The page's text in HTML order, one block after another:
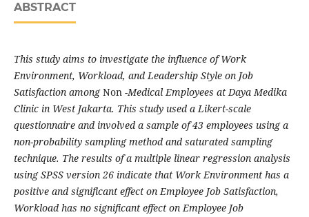
ABSTRACT
This study aims to investigate the influence of Work
Environment, Workload, and Leadership Style on Job
Satisfaction amongNon -Medical Employees at Daya Medika
Clinic in West Jakarta. This study used a Likert-scale
questionnaire and involved a sample of 43 employees using a
non-probability sampling method and saturated sampling
technique. The results of a multiple linear regression analysis
using SPSS version 26 indicate that Work Environment has a
positive and significant effect on Employee Job Satisfaction,
Workload has no significant effect on Employee Job